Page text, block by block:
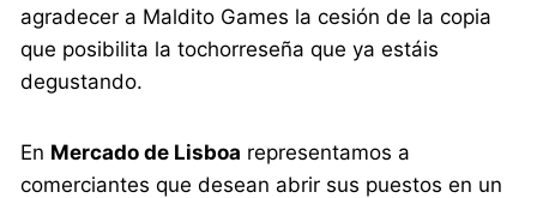
agradecer a Maldito Games la cesión de la copia
que posibilita la tochorreseña que ya estáis
degustando.
En Mercado de Lisboa representamos a
comerciantes que desean abrir sus puestos en un